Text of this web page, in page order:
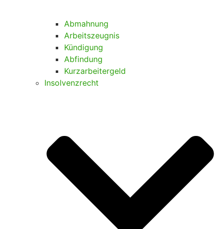
Abmahnung
Arbeitszeugnis
Kündigung
Abfindung
Kurzarbeitergeld
Insolvenzrecht